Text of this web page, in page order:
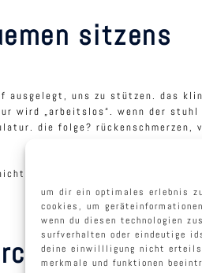
um dir ein optimales erlebnis
cookies, um
wenn du diesen technologien
surfverhalten oder eindeutige
deine einwillligung nicht
merkmale und funktionen
sitzens
ausgelegt, uns zu stützen. das
wird „arbeitslos“. wenn der
die folge? rückenschmerzen,
für den stillstand. genau hier
3d-